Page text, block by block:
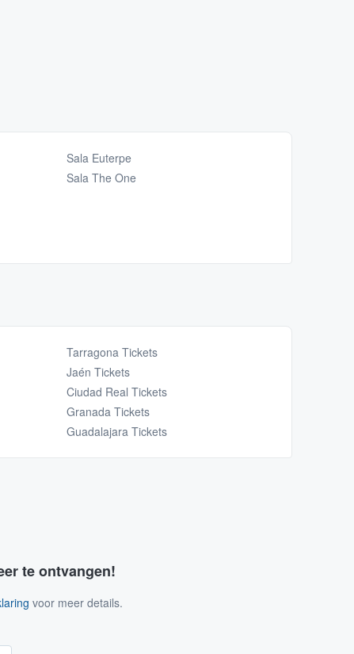
Sala Euterpe
Sala The One
Tarragona Tickets
Jaén Tickets
Ciudad Real Tickets
Granada Tickets
Guadalajara Tickets
te ontvangen!
voor meer details.